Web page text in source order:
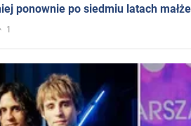
ponownie po siedmiu latach
1